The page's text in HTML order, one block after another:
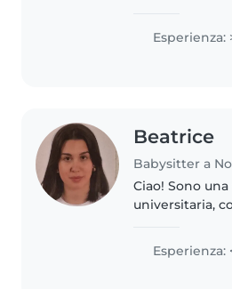
mansioni di
in età
Esperienza:
Beatrice
Babysitter a
Ciao! Sono
universitaria,
frequentato il
ho esperienza
bambini e
Esperienza: